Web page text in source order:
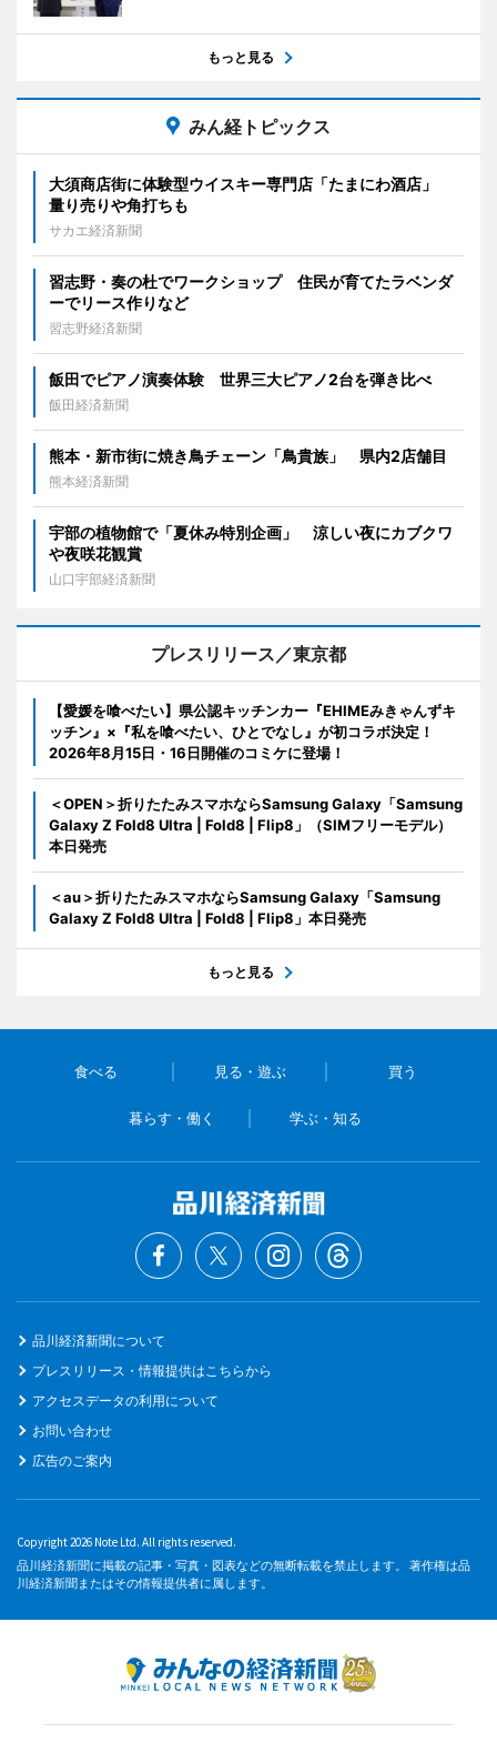
もっと見る
みん経トピックス
大須商店街に体験型ウイスキー専門店「たまにわ酒店」
量り売りや角打ちも
サカエ経済新聞
習志野・奏の杜でワークショップ 住民が育てたラベンダ
ーでリース作りなど
習志野経済新聞
飯田でピアノ演奏体験 世界三大ピアノ2台を弾き比べ
飯田経済新聞
熊本・新市街に焼き鳥チェーン「鳥貴族」 県内2店舗目
熊本経済新聞
宇部の植物館で「夏休み特別企画」 涼しい夜にカブクワ
や夜咲花観賞
山口宇部経済新聞
プレスリリース／東京都
【愛媛を喰べたい】県公認キッチンカー『EHIMEみきゃんずキ
ッチン』×『私を喰べたい、ひとでなし』が初コラボ決定！
2026年8月15日・16日開催のコミケに登場！
＜OPEN＞折りたたみスマホならSamsung Galaxy「Samsung
Galaxy Z Fold8 Ultra | Fold8 | Flip8」（SIMフリーモデル）
本日発売
＜au＞折りたたみスマホならSamsung Galaxy「Samsung
Galaxy Z Fold8 Ultra | Fold8 | Flip8」本日発売
もっと見る
食べる 見る・遊ぶ 買う
暮らす・働く 学ぶ・知る
品川経済新聞について
プレスリリース・情報提供はこちらから
アクセスデータの利用について
お問い合わせ
広告のご案内
Copyright 2026 Note Ltd. All rights reserved.
品川経済新聞に掲載の記事・写真・図表などの無断転載を禁止します。 著作権は品
川経済新聞またはその情報提供者に属します。